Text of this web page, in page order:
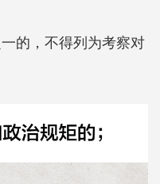
的，不得列为考察对